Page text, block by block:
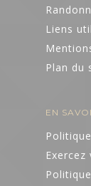
Liens
Plan du
EN